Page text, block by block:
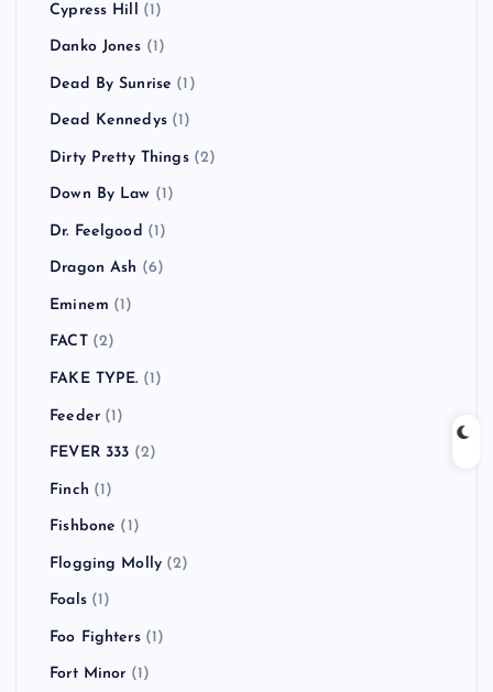
Cypress Hill (1)
Danko Jones (1)
Dead By Sunrise (1)
Dead Kennedys(1)
Dirty Pretty Things(2)
Down By Law (1)
Dr. Feelgood (1)
Dragon Ash (6)
Eminem (1)
FACT(2)
FAKE TYPE. (1)
Feeder(1)
FEVER 333 (2)
Finch (1)
Fishbone (1)
Flogging Molly (2)
Foals(1)
Foo Fighters(1)
Fort Minor (1)